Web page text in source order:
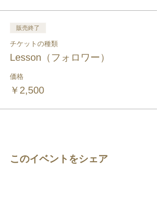
販売終了
チケットの種類
Lesson（フォロワー）
価格
￥2,500
このイベントをシェア